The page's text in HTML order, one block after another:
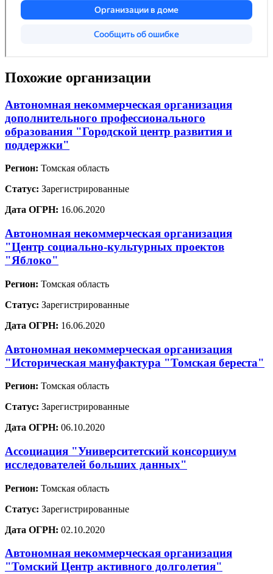
Похожие организации
Автономная некоммерческая организация
дополнительного профессионального
образования "Городской центр развития и
поддержки"
Регион: Томская область
Статус: Зарегистрированные
Дата ОГРН: 16.06.2020
Автономная некоммерческая организация
"Центр социально-культурных проектов
"Яблоко"
Регион: Томская область
Статус: Зарегистрированные
Дата ОГРН: 16.06.2020
Автономная некоммерческая организация
"Историческая мануфактура "Томская береста"
Регион: Томская область
Статус: Зарегистрированные
Дата ОГРН: 06.10.2020
Ассоциация "Университетский консорциум
исследователей больших данных"
Регион: Томская область
Статус: Зарегистрированные
Дата ОГРН: 02.10.2020
Автономная некоммерческая организация
"Томский Центр активного долголетия"